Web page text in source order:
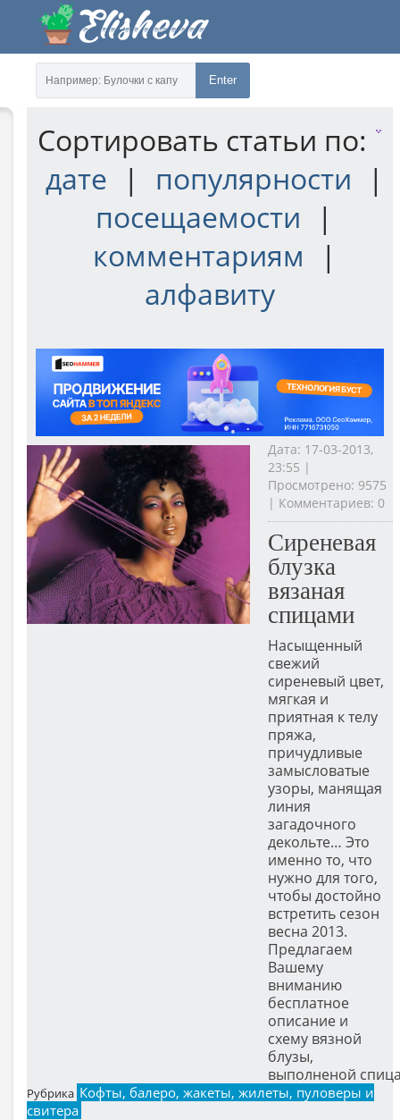
Enter
Сортировать статьи по:
дате
| популярности
|
посещаемости
|
комментариям
|
алфавиту
Дата: 17-03-2013,
23:55 |
Просмотрено: 9575
| Комментариев: 0
Сиреневая
блузка
вязаная
спицами
Насыщенный
свежий
сиреневый цвет,
мягкая и
приятная к телу
пряжа,
причудливые
замысловатые
узоры, манящая
линия
загадочного
декольте… Это
именно то, что
нужно для того,
чтобы достойно
встретить сезон
весна 2013.
Предлагаем
Вашему
вниманию
бесплатное
описание и
схему вязной
блузы,
выполненой
Рубрика Кофты, балеро, жакеты, жилеты, пуловеры и
свитера